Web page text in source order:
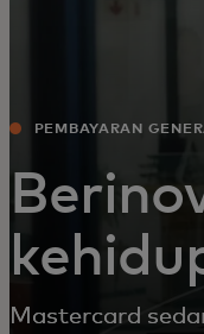
PEMBAYARAN
Mastercard